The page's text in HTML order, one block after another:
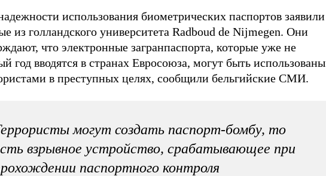
использования биометрических паспортов заявили
из голландского университета Radboud de Nijmegen. Они
что электронные загранпаспорта, которые уже не
год вводятся в странах Евросоюза, могут быть использованы
в преступных целях, сообщили бельгийские СМИ.
могут создать паспорт-бомбу, то
взрывное устройство, срабатывающее при
паспортного контроля